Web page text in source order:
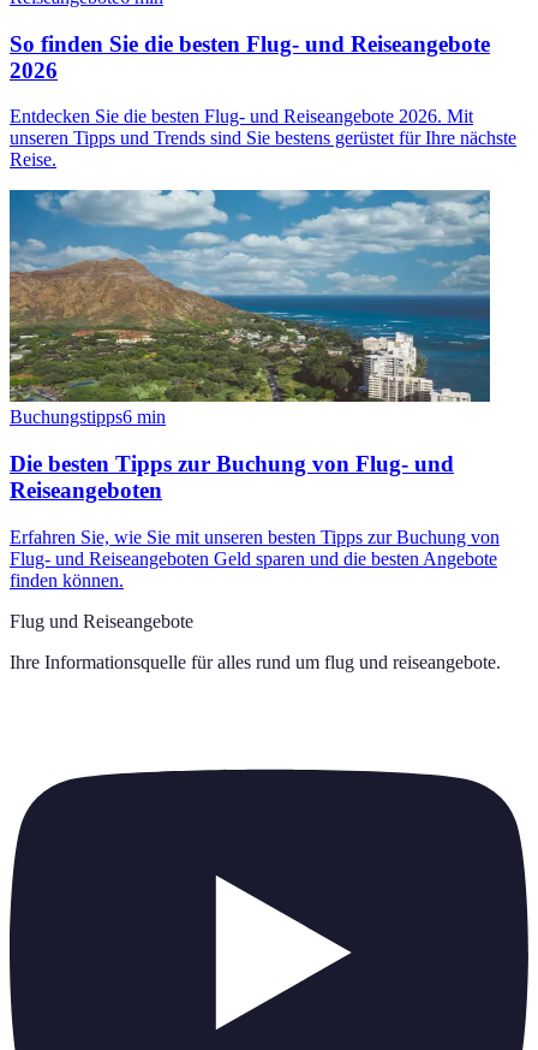
So finden Sie die besten Flug- und Reiseangebote
2026
Entdecken Sie die besten Flug- und Reiseangebote 2026. Mit
unseren Tipps und Trends sind Sie bestens gerüstet für Ihre nächste
Reise.
Buchungstipps6 min
Die besten Tipps zur Buchung von Flug- und
Reiseangeboten
Erfahren Sie, wie Sie mit unseren besten Tipps zur Buchung von
Flug- und Reiseangeboten Geld sparen und die besten Angebote
finden können.
Flug und Reiseangebote
Ihre Informationsquelle für alles rund um flug und reiseangebote.